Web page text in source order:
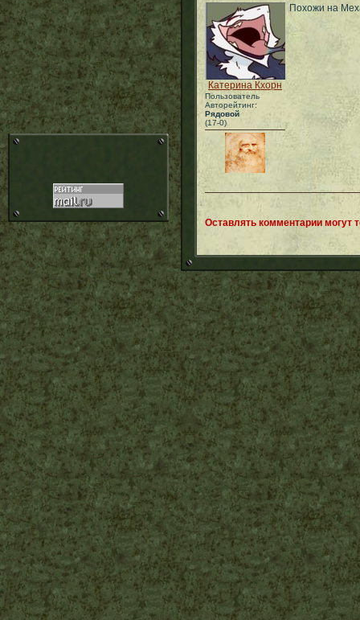
Катерина Кхорн
Пользователь
Авторейтинг:
Рядовой
(17-0)
Похожи на
Оставлять комментарии могут